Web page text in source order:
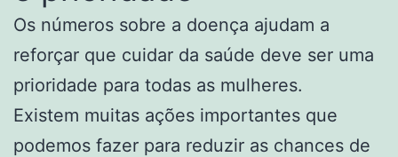
Os números sobre a doença ajudam a
reforçar que cuidar da saúde deve ser uma
prioridade para todas as mulheres.
Existem muitas ações importantes que
podemos fazer para reduzir as chances de